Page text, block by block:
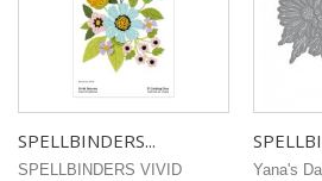
SPELLBINDERS...
SPELLBINDERS VIVID
Yana's